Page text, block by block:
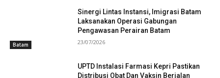
Batam
Sinergi Lintas Instansi, Imigrasi Batam
Laksanakan Operasi Gabungan
Pengawasan Perairan Batam
23/07/2026
UPTD Instalasi Farmasi Kepri Pastikan
Distribusi Obat Dan Vaksin Berjalan